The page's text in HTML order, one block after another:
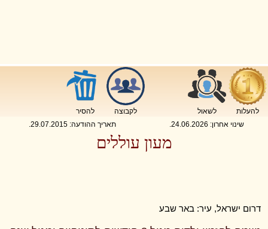
להעלות לשאול לקבוצה
להסיר
שינוי אחרון: 24.06.2026
. תאריך ההודעה: 29.07.2015
.
מעון עוללים
דרום ישראל, עיר: באר שבע